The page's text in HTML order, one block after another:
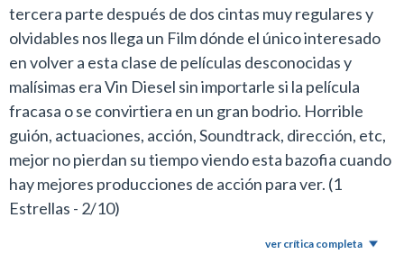
dibujos animados para niños y no generan ningún tipo
de entusiasmo.
Diesel, quien es consciente de la mediocridad del
proyecto, apostó directamente a capturar la atención
del público internacional. De ese modo reunió un
reparto chapucero donde cubrió todos los posibles
mercados.
Por el lado de Asia convocó a Donnie Yen, Tony Jaa y el
cantante pop chino Kris Wu, por India la actriz Deepika
Padukone y para los latinos incluyó a la Miss Universo
tercera parte después de dos cintas muy regulares y
olvidables nos llega un Film dónde el único interesado
en volver a esta clase de películas desconocidas y
malísimas era Vin Diesel sin importarle si la película
fracasa o se convirtiera en un gran bodrio. Horrible
guión, actuaciones, acción, Soundtrack, dirección, etc,
mejor no pierdan su tiempo viendo esta bazofia cuando
hay mejores producciones de acción para ver. (1
Estrellas - 2/10)
ver crítica completa